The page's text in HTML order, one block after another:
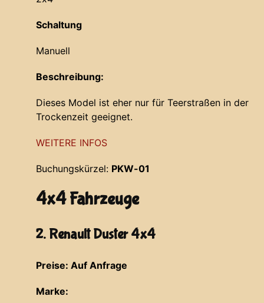
Schaltung
Manuell
Beschreibung:
Dieses Model ist eher nur für Teerstraßen in der
Trockenzeit geeignet.
WEITERE INFOS
Buchungskürzel: PKW-01
4x4 Fahrzeuge
2. Renault Duster 4x4
Preise: Auf Anfrage
Marke: